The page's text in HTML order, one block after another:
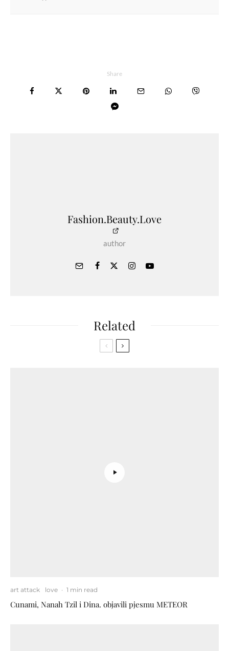
Share
Fashion.Beauty.Love
author
Related
art attack love · 1 min read
Cunami, Nanah Tzil i Dina. objavili pjesmu METEOR